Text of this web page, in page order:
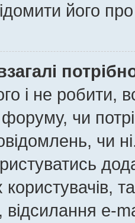
його
і не робити,
форуму, чи
чи
відсилання e-